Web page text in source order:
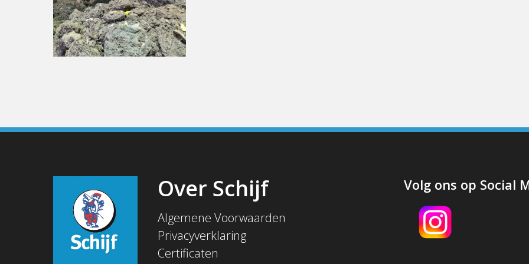
Over Schijf
Algemene Voorwaarden
Privacyverklaring
Certificaten
Volg ons op Social